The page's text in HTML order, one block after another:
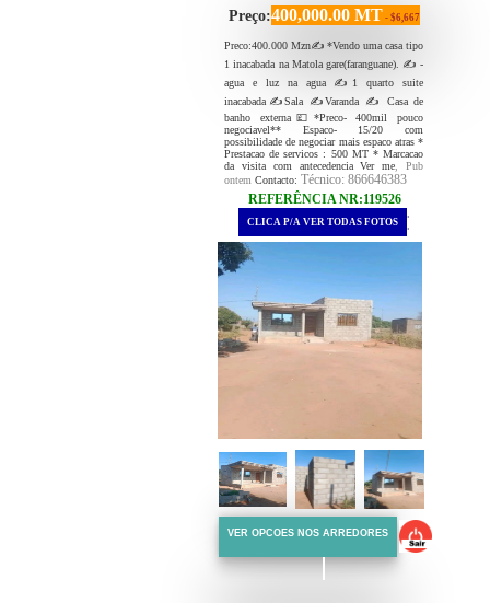
Preço:400,000.00 MT - $6,667
Preco:400.000 Mzn✍ *Vendo uma casa tipo
1 inacabada na Matola gare(faranguane). ✍️ -
agua e luz na agua ✍1 quarto suite
inacabada✍Sala ✍Varanda ✍ Casa de
banho externa💷*Preco- 400mil pouco
negociavel** Espaco- 15/20 com
possibilidade de negociar mais espaco atras *
Prestacao de servicos : 500 MT * Marcacao
da visita com antecedencia Ver me , Pub
ontem Contacto: Técnico: 866646383
REFERÊNCIA NR:119526
.
CLICA P/A VER TODAS FOTOS .
VER OPCOES NOS ARREDORES